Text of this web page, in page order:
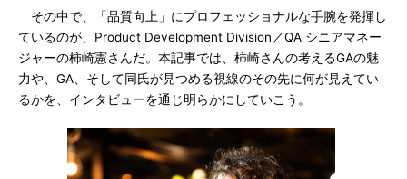
その中で、「品質向上」にプロフェッショナルな手腕を発揮し
ているのが、Product Development Division／QA シニアマネー
ジャーの柿崎憲さんだ。本記事では、柿崎さんの考えるGAの魅
力や、GA、そして同氏が見つめる視線のその先に何が見えてい
るかを、インタビューを通じ明らかにしていこう。